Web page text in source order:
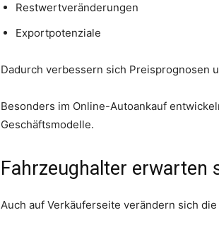
Restwertveränderungen
Exportpotenziale
Dadurch verbessern sich Preisprognosen
Besonders im Online-Autoankauf
Geschäftsmodelle.
Fahrzeughalter erwarten
Auch auf Verkäuferseite verändern sich